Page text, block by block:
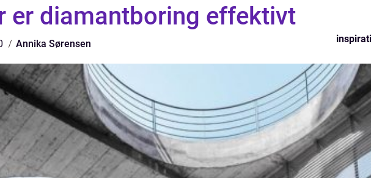
er diamantboring effektivt
Annika Sørensen